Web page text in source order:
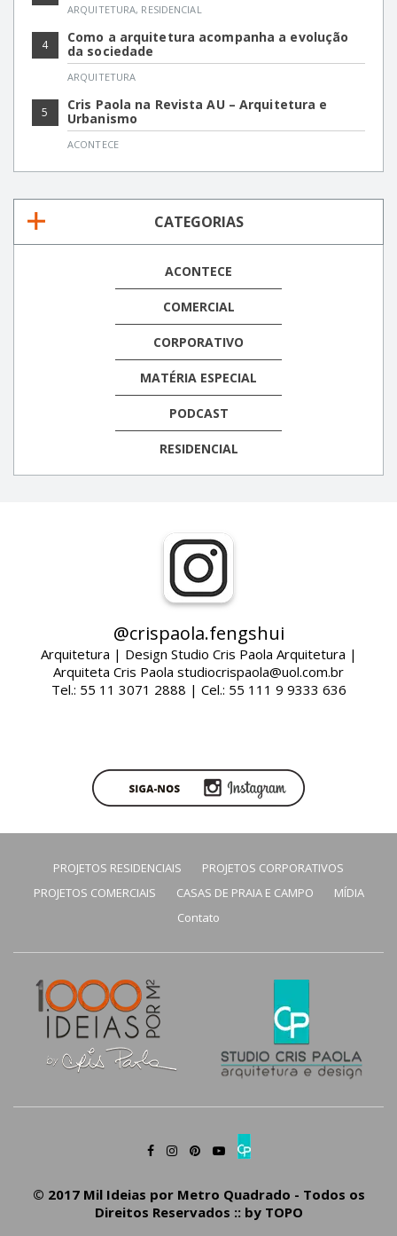
ARQUITETURA, RESIDENCIAL
4
Como a arquitetura acompanha a evolução
da sociedade
ARQUITETURA
5
Cris Paola na Revista AU – Arquitetura e
Urbanismo
ACONTECE
CATEGORIAS
ACONTECE
COMERCIAL
CORPORATIVO
MATÉRIA ESPECIAL
PODCAST
RESIDENCIAL
@crispaola.fengshui
Arquitetura | Design Studio Cris Paola Arquitetura |
Arquiteta Cris Paola studiocrispaola@uol.com.br
Tel.: 55 11 3071 2888 | Cel.: 55 111 9 9333 636
PROJETOS RESIDENCIAIS
PROJETOS CORPORATIVOS
PROJETOS COMERCIAIS
CASAS DE PRAIA E CAMPO
MÍDIA
Contato
© 2017 Mil Ideias por Metro Quadrado - Todos os
Direitos Reservados :: by TOPO